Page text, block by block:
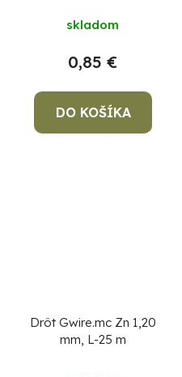
skladom
0,85 €
DO KOŠÍKA
Drôt Gwire.mc Zn 1,20
mm, L-25 m